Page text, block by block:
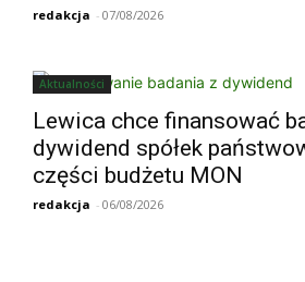
redakcja - 07/08/2026
Aktualności
Lewica chce finansować
dywidend spółek
części budżetu MON
redakcja - 06/08/2026